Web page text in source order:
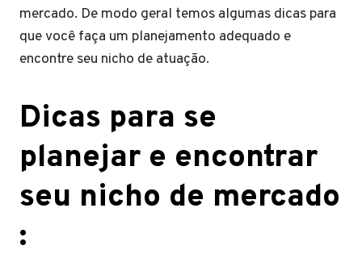
mercado. De modo geral temos algumas dicas para
que você faça um planejamento adequado e
encontre seu nicho de atuação.
Dicas para se
planejar e encontrar
seu nicho de mercado
: